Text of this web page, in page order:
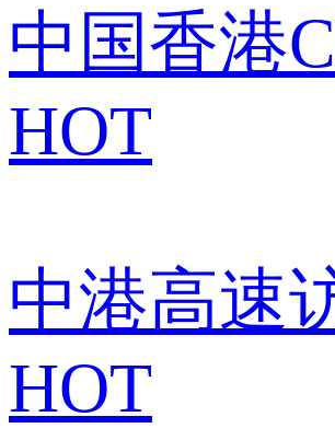
中国香港
HOT
中港高速
HOT